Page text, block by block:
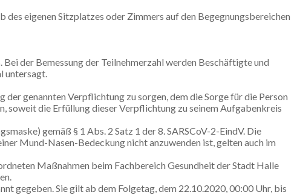
eigenen Sitzplatzes oder Zimmers auf den Begegnungsbereichen
Bei der Bemessung der Teilnehmerzahl werden Beschäftigte und
untersagt.
genannten Verpflichtung zu sorgen, dem die Sorge für die Person
die Erfüllung dieser Verpflichtung zu seinem Aufgabenkreis
gemäß § 1 Abs. 2 Satz 1 der 8. SARSCoV-2-EindV. Die
Mund-Nasen-Bedeckung nicht anzuwenden ist, gelten auch im
Maßnahmen beim Fachbereich Gesundheit der Stadt Halle
gegeben. Sie gilt ab dem Folgetag, dem 22.10.2020, 00:00 Uhr, bis